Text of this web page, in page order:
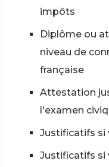
impôts
Diplôme ou
niveau de
française
Attestation
l'examen
Justificatifs si
Justificatifs si